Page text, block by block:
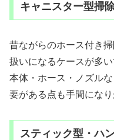
キャニスター型掃
昔ながらのホース付き
扱いになるケースが多い
本体・ホース・ノズル
要がある点も手間になり
スティック型・ハ